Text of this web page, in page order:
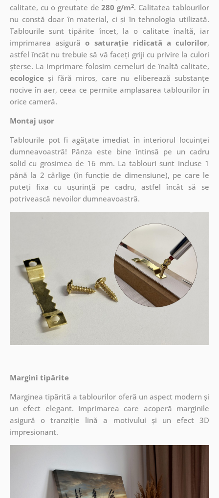
calitate, cu o greutate de280 g/m2. Calitatea tablourilor
nu constă doar în material, ci și în tehnologia utilizată.
Tablourile sunt tipărite încet, la o calitate înaltă, iar
imprimarea asigurăo saturație ridicată a culorilor,
astfel încât nu trebuie să vă faceți griji cu privire la culori
șterse. La imprimare folosim cerneluri de înaltă calitate,
ecologiceși fără miros, care nu eliberează substanțe
nocive în aer, ceea ce permite amplasarea tablourilor în
orice cameră.
Montaj ușor
Tablourile pot fi agățate imediat în interiorul locuinței
dumneavoastră! Pânza este bine întinsă pe un cadru
solid cu grosimea de 16 mm. La tablouri sunt incluse 1
până la 2 cârlige (în funcție de dimensiune), pe care le
puteți fixa cu ușurință pe cadru, astfel încât să se
potrivească nevoilor dumneavoastră.
Margini tipărite
Marginea tipărită a tablourilor oferă un aspect modern și
un efect elegant. Imprimarea care acoperă marginile
asigură o tranziție lină a motivului și un efect 3D
impresionant.